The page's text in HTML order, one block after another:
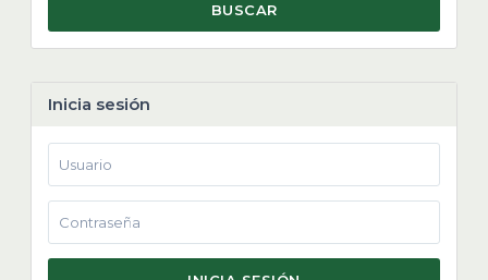
BUSCAR
Inicia sesión